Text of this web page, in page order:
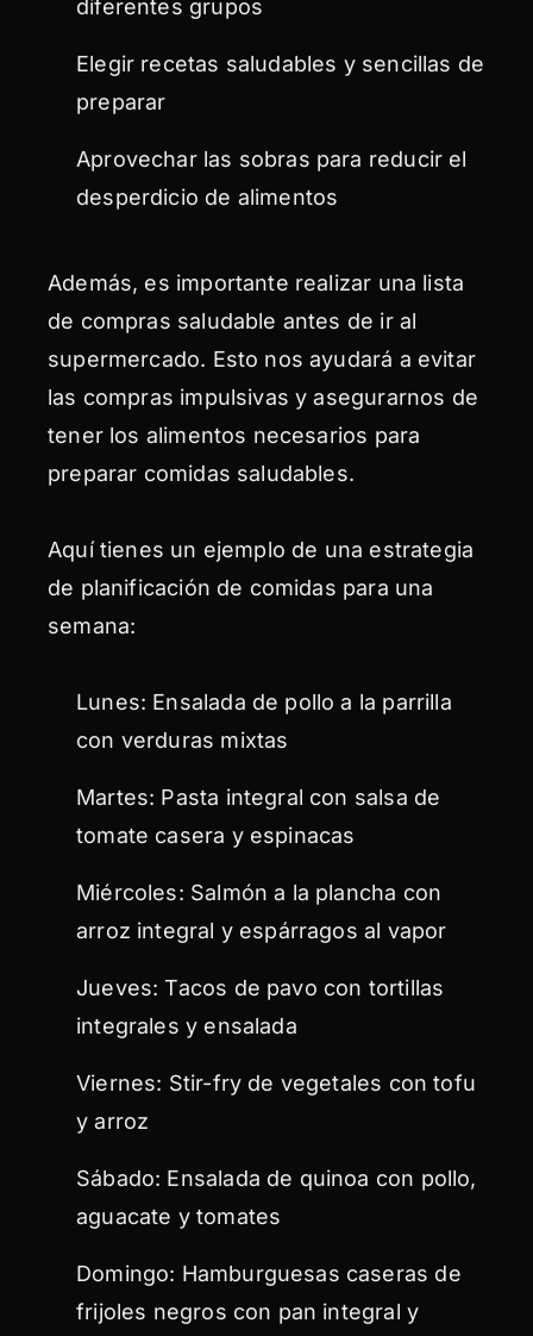
diferentes grupos
Elegir recetas saludables y sencillas de
preparar
Aprovechar las sobras para reducir el
desperdicio de alimentos
Además, es importante realizar una lista
de compras saludable antes de ir al
supermercado. Esto nos ayudará a evitar
las compras impulsivas y asegurarnos de
tener los alimentos necesarios para
preparar comidas saludables.
Aquí tienes un ejemplo de una estrategia
de planificación de comidas para una
semana:
Lunes: Ensalada de pollo a la parrilla
con verduras mixtas
Martes: Pasta integral con salsa de
tomate casera y espinacas
Miércoles: Salmón a la plancha con
arroz integral y espárragos al vapor
Jueves: Tacos de pavo con tortillas
integrales y ensalada
Viernes: Stir-fry de vegetales con tofu
y arroz
Sábado: Ensalada de quinoa con pollo,
aguacate y tomates
Domingo: Hamburguesas caseras de
frijoles negros con pan integral y